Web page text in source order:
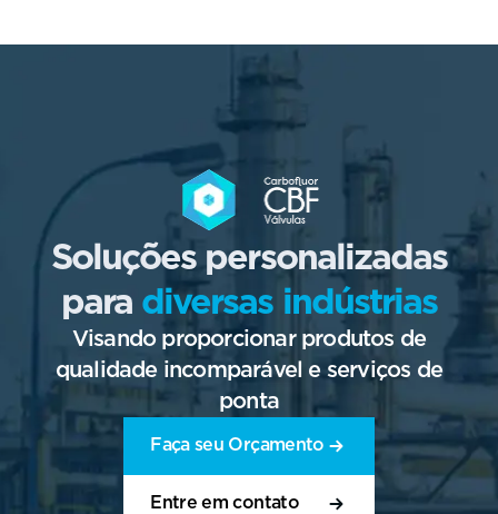
Soluções personalizadas
para diversas indústrias
Visando proporcionar produtos de
qualidade incomparável e serviços de
ponta
Faça seu Orçamento
Entre em contato